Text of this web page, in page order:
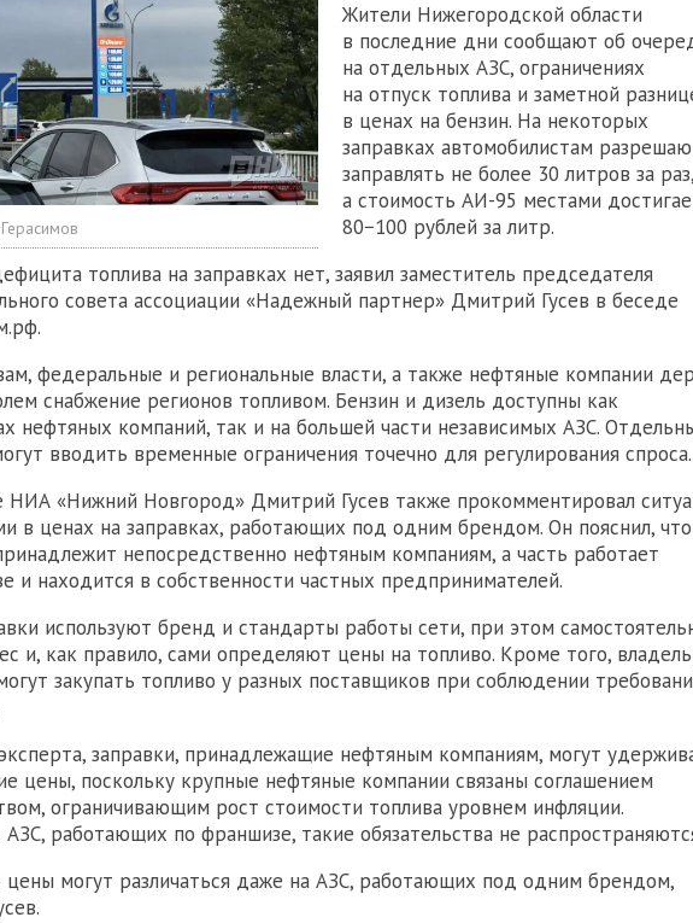
Жители Нижегородской области
в последние дни сообщают об
на отдельных АЗС, ограничениях
на отпуск топлива и заметной
в ценах на бензин. На некоторых
заправках автомобилистам
заправлять не более 30 литров за раз,
а стоимость АИ-95 местами
80−100 рублей за литр.
топлива на заправках нет, заявил заместитель председателя
совета ассоциации «Надежный партнер» Дмитрий Гусев в беседе
федеральные и региональные власти, а также нефтяные компании
снабжение регионов топливом. Бензин и дизель доступны как
нефтяных компаний, так и на большей части независимых АЗС.
вводить временные ограничения точечно для регулирования спроса.
НИА «Нижний Новгород» Дмитрий Гусев также прокомментировал
в ценах на заправках, работающих под одним брендом. Он пояснил, что
непосредственно нефтяным компаниям, а часть работает
и находится в собственности частных предпринимателей.
используют бренд и стандарты работы сети, при этом
и, как правило, сами определяют цены на топливо. Кроме того,
закупать топливо у разных поставщиков при соблюдении
заправки, принадлежащие нефтяным компаниям, могут
цены, поскольку крупные нефтяные компании связаны соглашением
ограничивающим рост стоимости топлива уровнем инфляции.
работающих по франшизе, такие обязательства не
цены могут различаться даже на АЗС, работающих под одним брендом,